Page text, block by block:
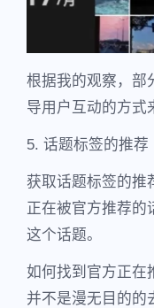
根据我的观察，部
导用户互动的方式
5. 话题标签的推荐
获取话题标签的推
正在被官方推荐的
这个话题。
如何找到官方正在
并不是漫无目的的